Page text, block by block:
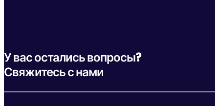
У вас остались вопросы?
Свяжитесь с нами